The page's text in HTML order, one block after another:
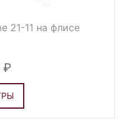
21-11 на флисе